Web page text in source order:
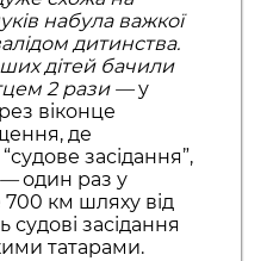
набула важкої
дитинства.
дітей бачили
2 рази —у
віконце
де
засідання”,
—один раз у
700 км шляху від
засідання
татарами.